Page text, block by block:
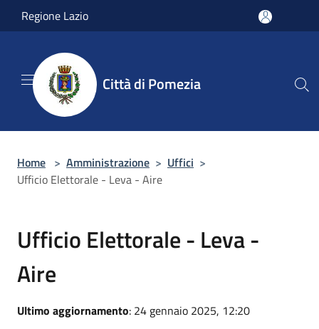
Salta al contenuto principale
Regione Lazio
Città di Pomezia
Home > Amministrazione > Uffici >
Ufficio Elettorale - Leva - Aire
Ufficio Elettorale - Leva -
Aire
Ultimo aggiornamento: 24 gennaio 2025, 12:20